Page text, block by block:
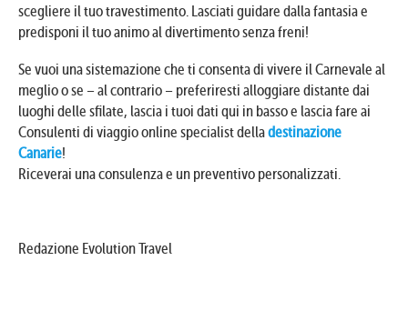
scegliere il tuo travestimento. Lasciati guidare dalla fantasia e
predisponi il tuo animo al divertimento senza freni!
Se vuoi una sistemazione che ti consenta di vivere il Carnevale al
meglio o se – al contrario – preferiresti alloggiare distante dai
luoghi delle sfilate, lascia i tuoi dati qui in basso e lascia fare ai
Consulenti di viaggio online specialist delladestinazione
Canarie!
Riceverai una consulenza e un preventivo personalizzati.
Redazione Evolution Travel